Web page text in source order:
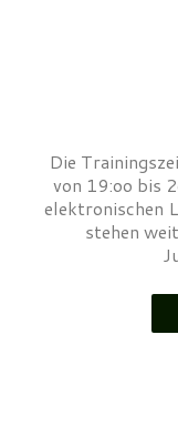
Die
von 19:oo bis
elektronischen
stehen